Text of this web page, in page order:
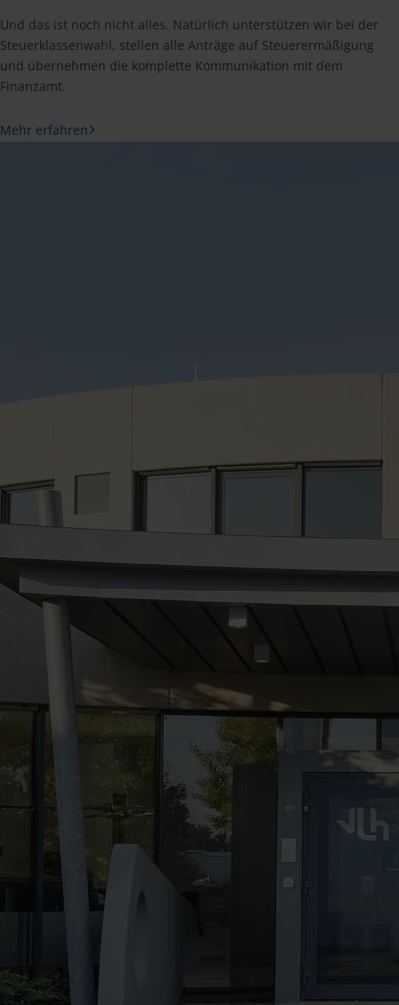
Und das ist noch nicht alles. Natürlich unterstützen wir bei der
Steuerklassenwahl, stellen alle Anträge auf Steuerermäßigung
und übernehmen die komplette Kommunikation mit dem
Finanzamt.
Mehr erfahren